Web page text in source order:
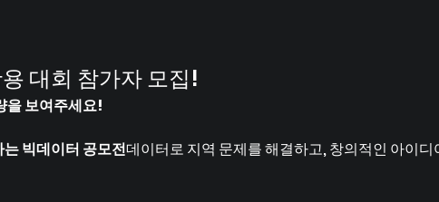
대회 참가자 모집!
을 보여주세요!
빅데이터 공모전데이터로 지역 문제를 해결하고, 창의적인 아이